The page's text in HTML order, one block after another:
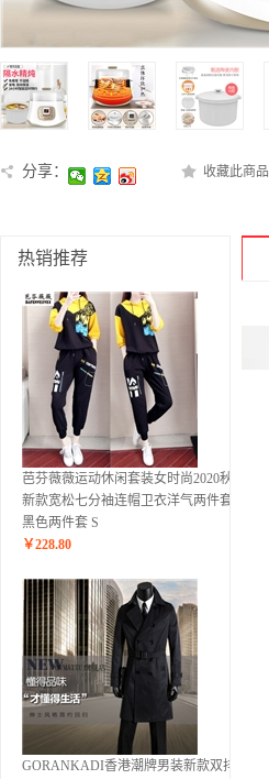
分享： 收藏此商品
热销推荐
芭芬薇薇运动休闲套装女时尚2020秋季
新款宽松七分袖连帽卫衣洋气两件套潮
黑色两件套 S
￥228.80
GORANKADI香港潮牌男装新款双排扣